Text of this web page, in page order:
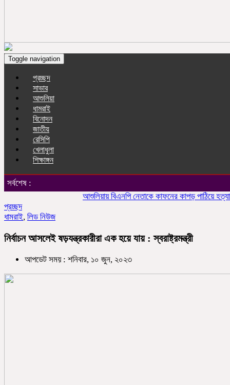
Toggle navigation
প্রচ্ছদ
সাভার
আশুলিয়া
ধামরাই
বিনোদন
জাতীয়
রেসিপি
খেলাধুলা
শিক্ষাঙ্গন
সর্বশেষ :
আশুলিয়ায় বিএনপি নেতাকে কাফনের কাপড় পাঠিয়ে হত্যার হুমকি
প্রচ্ছদ
ধামরাই, লিড নিউজ
নির্বাচন আসলেই ষড়যন্ত্রকারীরা এক হয়ে যায় : স্বরাষ্ট্রমন্ত্রী
আপডেট সময় : শনিবার, ১০ জুন, ২০২৩